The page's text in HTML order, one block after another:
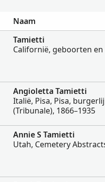
Naam
Tamietti
Californië, geboorten en
Angioletta Tamietti
Italië, Pisa, Pisa,
(Tribunale), 1866–1935
Annie S Tamietti
Utah, Cemetery